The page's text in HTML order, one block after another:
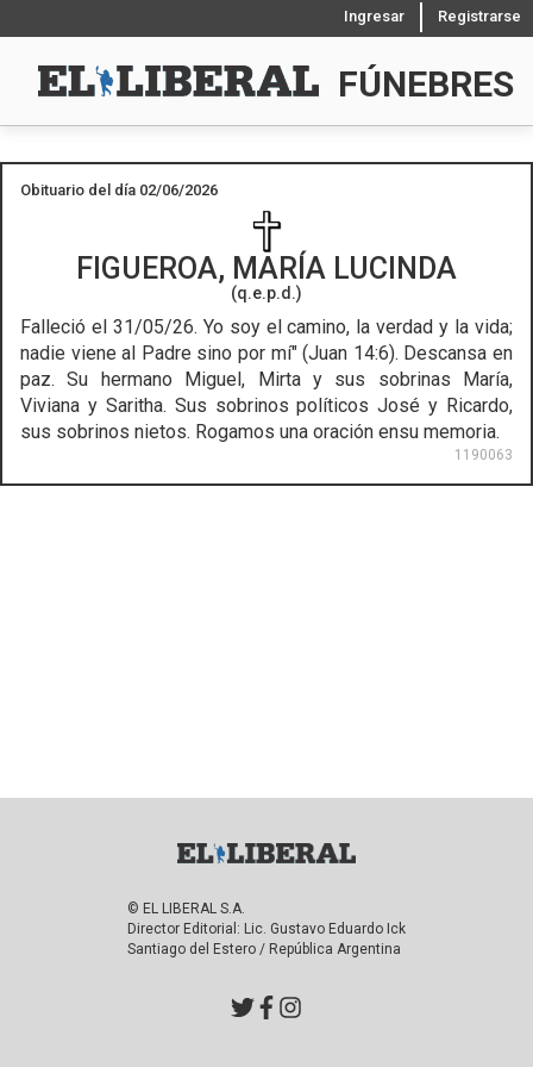
Ingresar Registrarse
FÚNEBRES
Obituario del día 02/06/2026
FIGUEROA, MARÍA LUCINDA
(q.e.p.d.)
Falleció el 31/05/26. Yo soy el camino, la verdad y la vida;
nadie viene al Padre sino por mí" (Juan 14:6). Descansa en
paz. Su hermano Miguel, Mirta y sus sobrinas María,
Viviana y Saritha. Sus sobrinos políticos José y Ricardo,
sus sobrinos nietos. Rogamos una oración ensu memoria.
1190063
© EL LIBERAL S.A.
Director Editorial: Lic. Gustavo Eduardo Ick
Santiago del Estero / República Argentina